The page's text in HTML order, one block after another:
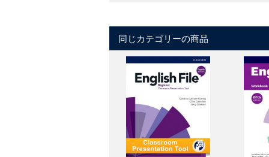
同じカテゴリーの商品